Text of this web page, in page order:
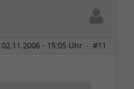
02.11.2006 - 15:05 Uhr · #11